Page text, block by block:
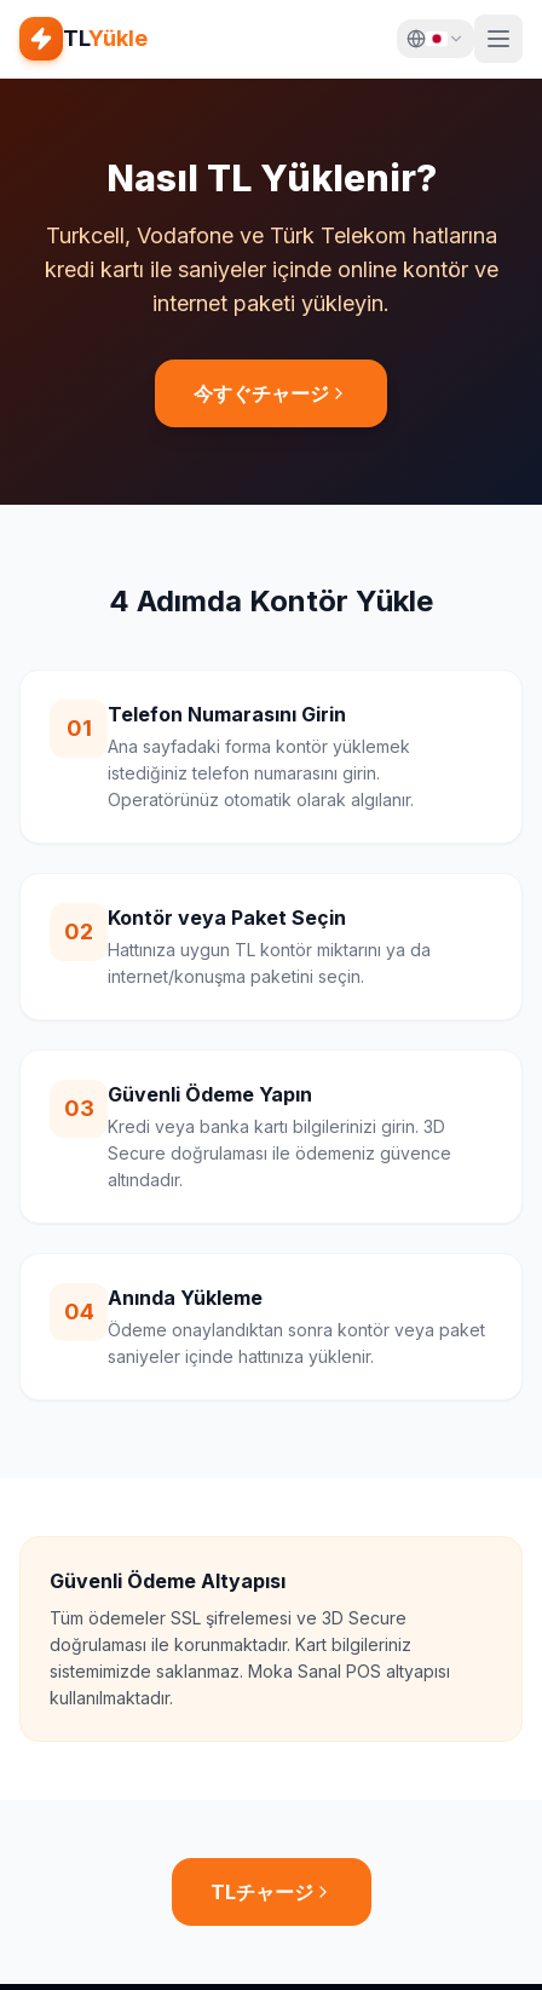
TLYükle
Nasıl TL Yüklenir?
Turkcell, Vodafone ve Türk Telekom hatlarına
kredi kartı ile saniyeler içinde online kontör ve
internet paketi yükleyin.
今すぐチャージ
4 Adımda Kontör Yükle
01
Telefon Numarasını Girin
Ana sayfadaki forma kontör yüklemek
istediğiniz telefon numarasını girin.
Operatörünüz otomatik olarak algılanır.
02
Kontör veya Paket Seçin
Hattınıza uygun TL kontör miktarını ya da
internet/konuşma paketini seçin.
03
Güvenli Ödeme Yapın
Kredi veya banka kartı bilgilerinizi girin. 3D
Secure doğrulaması ile ödemeniz güvence
altındadır.
04
Anında Yükleme
Ödeme onaylandıktan sonra kontör veya paket
saniyeler içinde hattınıza yüklenir.
Güvenli Ödeme Altyapısı
Tüm ödemeler SSL şifrelemesi ve 3D Secure
doğrulaması ile korunmaktadır. Kart bilgileriniz
sistemimizde saklanmaz. Moka Sanal POS altyapısı
kullanılmaktadır.
TLチャージ